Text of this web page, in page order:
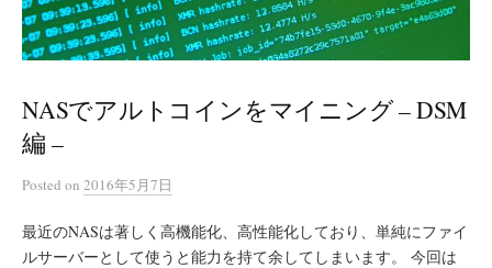
NASでアルトコインをマイニング – DSM
編 –
Posted on 2016年5月7日
最近のNASは著しく高機能化、高性能化しており、単純にファイ
ルサーバーとして使うと能力を持て余してしまいます。 今回は